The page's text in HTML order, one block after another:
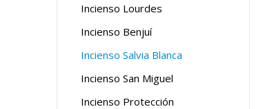
Incienso Lourdes
Incienso Benjuí
Incienso Salvia Blanca
Incienso San Miguel
Incienso Protección